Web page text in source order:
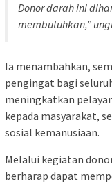
Donor darah ini
membutuhkan,”
Ia menambahkan,
pengingat bagi
meningkatkan
kepada masyarakat,
sosial kemanusiaan.
Melalui kegiatan
berharap dapat